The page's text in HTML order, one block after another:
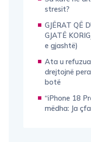
stresit?
GJËRAT QË
GJATË
e gjashtë)
Ata u
drejtojnë
botë
“iPhone 18
mëdha: Ja